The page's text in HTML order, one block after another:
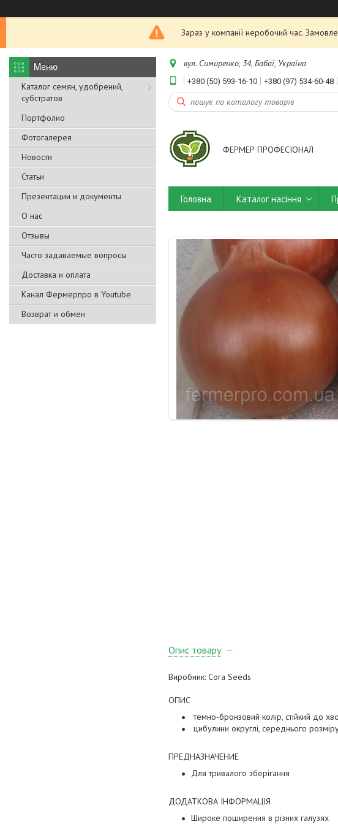
Зараз у компанії неробочий час.
Каталог семян, удобрений,
субстратов
Портфолио
Фотогалерея
Новости
Статьи
Презентации и документы
О нас
Отзывы
Часто задаваемые вопросы
Доставка и оплата
Канал Фермерпро в Youtube
Возврат и обмен
вул. Симиренко, 34, Бабаї, Україна
+380 (50) 593-16-10 +380 (97) 534-60-48
ФЕРМЕР ПРОФЕСІОНАЛ
Головна Каталог насіння
Опис товару
Виробник: Cora Seeds
ОПИС
темно-бронзовий колір, стійкий до
цибулини округлі, середнього
ПРЕДНАЗНАЧЕНИЕ
Для тривалого зберігання
ДОДАТКОВА ІНФОРМАЦІЯ
Широке поширення в різних галузях